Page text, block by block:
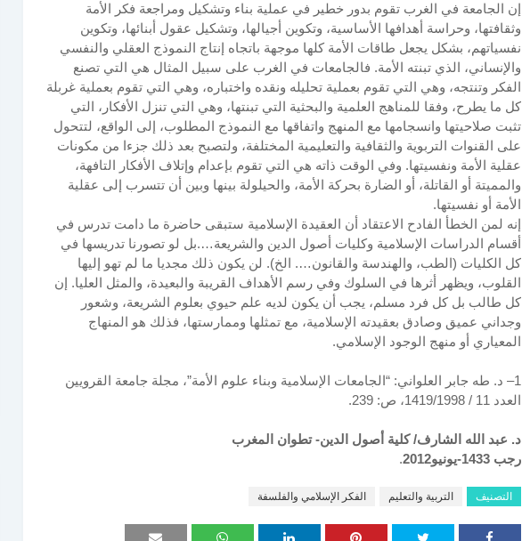
إن الجامعة في الغرب تقوم بدور خطير في عملية بناء وتشكيل ومراجعة فكر الأمة
وثقافتها، وحراسة أهدافها الأساسية، وتكوين أجيالها، وتشكيل عقول أبنائها، وتكوين
نفسياتهم، بشكل يجعل طاقات الأمة كلها موجهة باتجاه إنتاج النموذج العقلي والنفسي
والإنساني، الذي تبنته الأمة. فالجامعات في الغرب على سبيل المثال هي التي تصنع
الفكر وتنتجه، وهي التي تقوم بعملية تحليله ونقده واختباره، وهي التي تقوم بعملية غربلة
كل ما يطرح، وفقا للمناهج العلمية والبحثية التي تبنتها، وهي التي تنزل الأفكار، التي
تثبت صلاحيتها وانسجامها مع المنهج واتفاقها مع النموذج المطلوب، إلى الواقع، لتتحول
على القنوات التربوية والثقافية والتعليمية المختلفة، ولتصبح بعد ذلك جزءا من مكونات
عقلية الأمة ونفسيتها. وفي الوقت ذاته هي التي تقوم بإعدام وإتلاف الأفكار التافهة،
والمميتة أو القاتلة، أو الضارة بحركة الأمة، والحيلولة بينها وبين أن تتسرب إلى عقلية
الأمة أو نفسيتها.
إنه لمن الخطأ الفادح الاعتقاد أن العقيدة الإسلامية ستبقى حاضرة ما دامت تدرس في
أقسام الدراسات الإسلامية وكليات أصول الدين والشريعة….بل لو تصورنا تدريسها في
كل الكليات (الطب، والهندسة والقانون…. الخ). لن يكون ذلك مجديا ما لم تهو إليها
القلوب، ويظهر أثرها في السلوك وفي رسم الأهداف القريبة والبعيدة، والمثل العليا. إن
كل طالب بل كل فرد مسلم، يجب أن يكون لديه علم حيوي بعلوم الشريعة، وشعور
وجداني عميق وصادق بعقيدته الإسلامية، مع تمثلها وممارستها، فذلك هو المنهاج
المعياري أو منهج الوجود الإسلامي.
1– د. طه جابر العلواني: “الجامعات الإسلامية وبناء علوم الأمة”، مجلة جامعة القرويين
العدد 11 / 1419/1998، ص: 239.
د. عبد الله الشارف/ كلية أصول الدين- تطوان المغرب
رجب 1433-يونيو2012
.
التصنيف التربية والتعليم الفكر الإسلامي والفلسفة